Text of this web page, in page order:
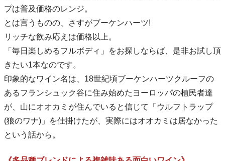
プは普及価格のレンジ。
とは言うものの、さすがブーケンハーツ!
リッチな飲み応えは価格以上。
「毎日楽しめるフルボディ」をお探しならば、是非お試し頂
きたい1本なのです。
印象的なワイン名は、18世紀頃ブーケンハーツクルーフの
あるフランシュック谷に住み始めたヨーロッパの植民者達
が、山にオオカミが住んでいると信じて「ウルフトラップ
(狼のワナ)」を仕掛けたが、実際にはオオカミは居なかった
という話から。